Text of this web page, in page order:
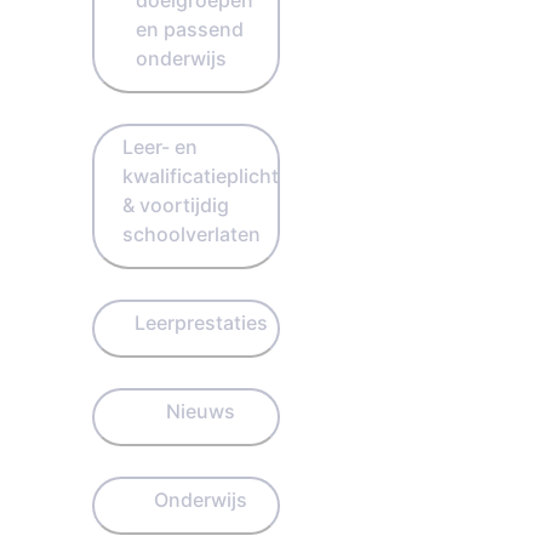
en passend
onderwijs
Leer- en
kwalificatieplicht
& voortijdig
schoolverlaten
Leerprestaties
Nieuws
Onderwijs